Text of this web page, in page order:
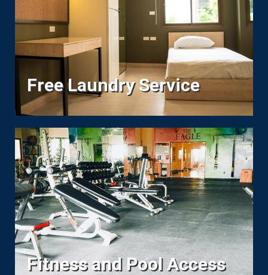
Free Laundry Service
Fitness and Pool Access